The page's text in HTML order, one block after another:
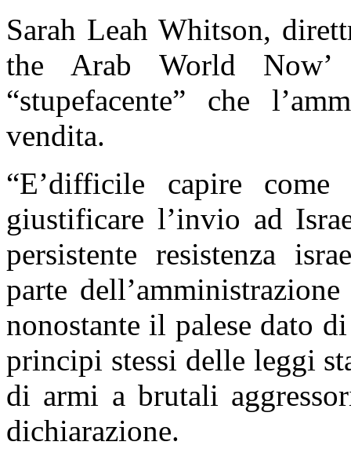
Sarah Leah Whitson,
the Arab World
“stupefacente” che
vendita.
“E’difficile capire come
giustificare l’invio ad
persistente resistenza
parte
nonostante il palese dato
principi stessi delle leggi
di armi a brutali
dichiarazione.